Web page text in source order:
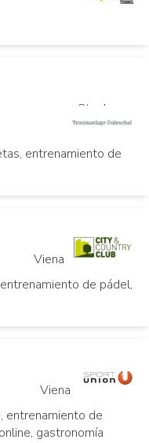
Stockerau
entrenamiento de
Viena
de pádel,
Viena
entrenamiento de
gastronomía